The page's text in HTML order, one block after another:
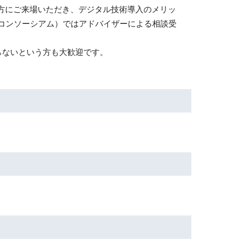
ご来場いただき、デジタル技術導入のメリッ
ンソーシアム）ではアドバイザーによる相談受
いという方も大歓迎です。